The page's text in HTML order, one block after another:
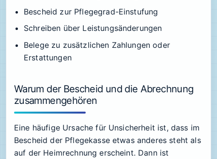
Bescheid zur Pflegegrad-Einstufung
Schreiben über Leistungsänderungen
Belege zu zusätzlichen Zahlungen oder
Erstattungen
Warum der Bescheid und die Abrechnung
zusammengehören
Eine häufige Ursache für Unsicherheit ist, dass im
Bescheid der Pflegekasse etwas anderes steht als
auf der Heimrechnung erscheint. Dann ist